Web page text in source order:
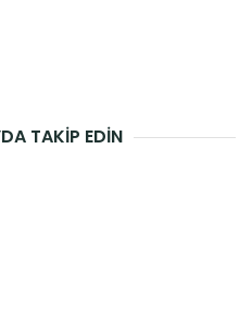
TAKİP EDİN